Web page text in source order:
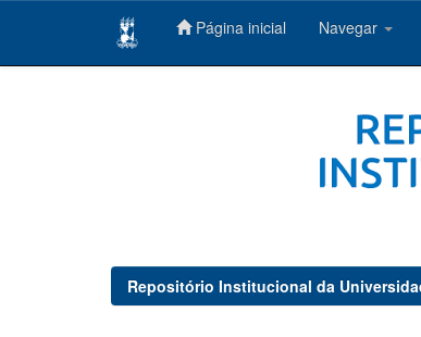
Página inicial Navegar
Repositório Institucional da